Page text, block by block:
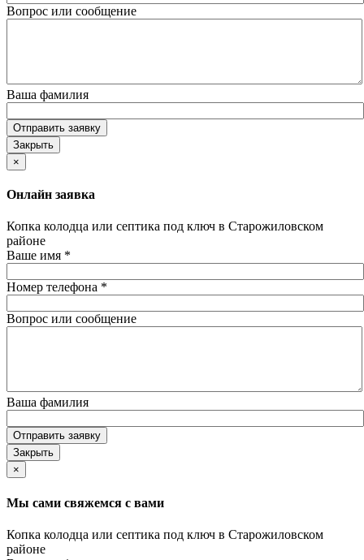
Вопрос или сообщение
Ваша фамилия
Отправить заявку
Закрыть
×
Онлайн заявка
Копка колодца или септика под ключ в Старожиловском
районе
Ваше имя *
Номер телефона *
Вопрос или сообщение
Ваша фамилия
Отправить заявку
Закрыть
×
Мы сами свяжемся с вами
Копка колодца или септика под ключ в Старожиловском
районе